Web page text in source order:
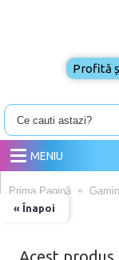
MENIU
« Înapoi
Prima Pagină
Profită